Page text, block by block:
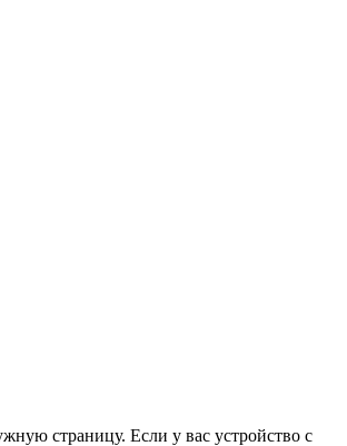
страницу. Если у вас устройство с